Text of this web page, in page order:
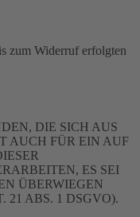
zum Widerruf erfolgten
DIE SICH AUS
AUCH FÜR EIN AUF
ES SEI
ÜBERWIEGEN
21 ABS. 1 DSGVO).